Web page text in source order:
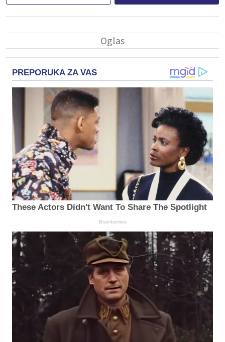
PREPORUKA ZA VAS
These Actors Didn't Want To Share The Spotlight
Brainberries